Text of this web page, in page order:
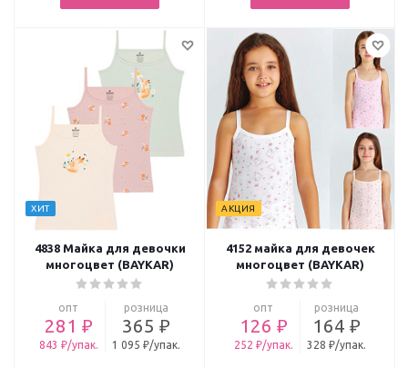
ХИТ
4838 Майка для девочки
многоцвет (BAYKAR)
опт
281 ₽
843 ₽/упак.
розница
365 ₽
1 095 ₽/упак.
АКЦИЯ
4152 майка для девочек
многоцвет (BAYKAR)
опт
126 ₽
252 ₽/упак.
розница
164 ₽
328 ₽/упак.